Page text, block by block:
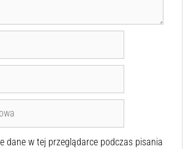
dane w tej przeglądarce podczas pisania